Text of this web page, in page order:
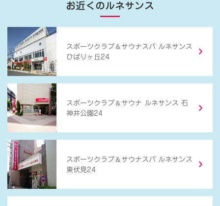
お近くのルネサンス
スポーツクラブ ＆ サウナスパ ルネサンス
ひばりヶ丘24
スポーツクラブ ＆ サウナ ルネサンス 石
神井公園24
スポーツクラブ ＆ サウナスパ ルネサンス
東伏見24